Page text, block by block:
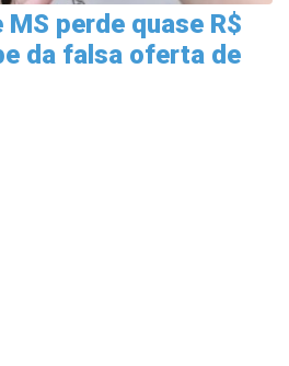
perde quase R$
da falsa oferta de